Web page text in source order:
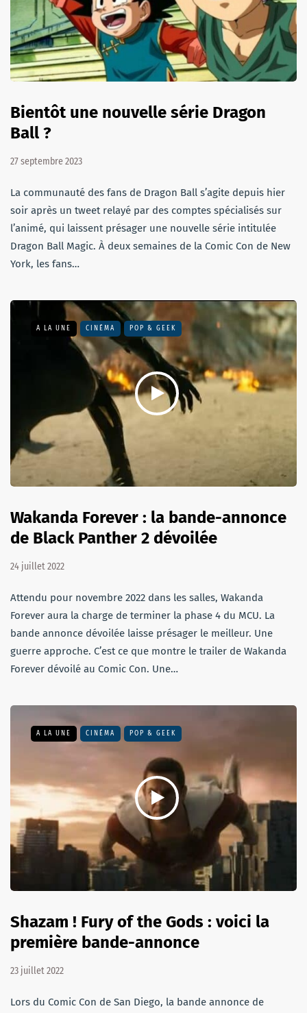
Bientôt une nouvelle série Dragon
Ball ?
27 septembre 2023
La communauté des fans de Dragon Ball s’agite depuis hier
soir après un tweet relayé par des comptes spécialisés sur
l’animé, qui laissent présager une nouvelle série intitulée
Dragon Ball Magic. À deux semaines de la Comic Con de New
York, les fans…
A LA UNE CINÉMA POP & GEEK
Wakanda Forever : la bande-annonce
de Black Panther 2 dévoilée
24 juillet 2022
Attendu pour novembre 2022 dans les salles, Wakanda
Forever aura la charge de terminer la phase 4 du MCU. La
bande annonce dévoilée laisse présager le meilleur. Une
guerre approche. C’est ce que montre le trailer de Wakanda
Forever dévoilé au Comic Con. Une…
A LA UNE CINÉMA POP & GEEK
Shazam ! Fury of the Gods : voici la
première bande-annonce
23 juillet 2022
Lors du Comic Con de San Diego, la bande annonce de